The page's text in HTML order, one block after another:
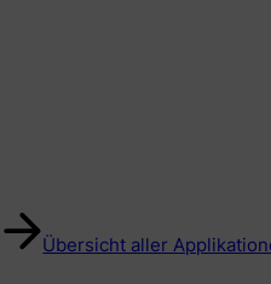
Übersicht aller